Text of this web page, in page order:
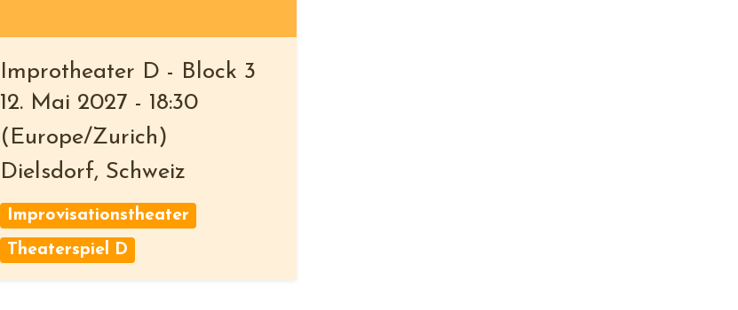
Improtheater D - Block 3
12. Mai 2027 - 18:30
( Europe/Zurich )
Dielsdorf, Schweiz
Improvisationstheater
Theaterspiel D